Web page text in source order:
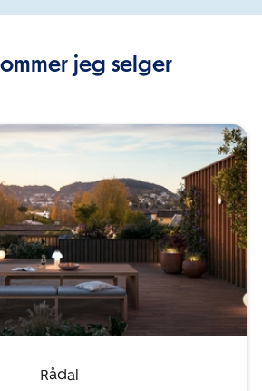
jeg selger
Rådal